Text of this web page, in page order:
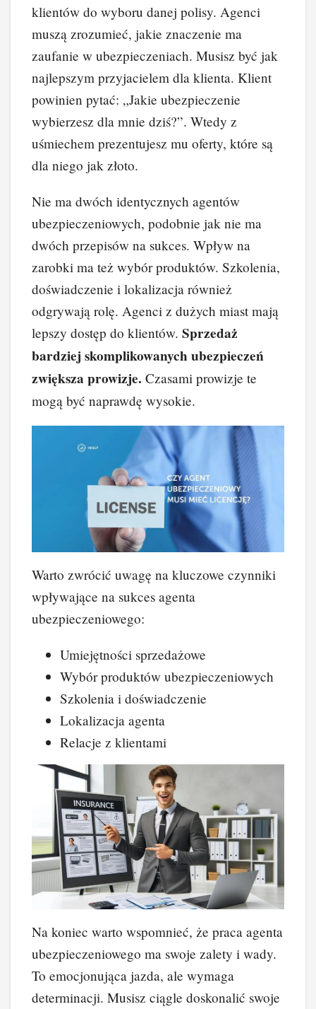
klientów do wyboru danej polisy. Agenci
muszą zrozumieć, jakie znaczenie ma
zaufanie w ubezpieczeniach. Musisz być jak
najlepszym przyjacielem dla klienta. Klient
powinien pytać: „Jakie ubezpieczenie
wybierzesz dla mnie dziś?”. Wtedy z
uśmiechem prezentujesz mu oferty, które są
dla niego jak złoto.
Nie ma dwóch identycznych agentów
ubezpieczeniowych, podobnie jak nie ma
dwóch przepisów na sukces. Wpływ na
zarobki ma też wybór produktów. Szkolenia,
doświadczenie i lokalizacja również
odgrywają rolę. Agenci z dużych miast mają
lepszy dostęp do klientów. Sprzedaż
bardziej skomplikowanych ubezpieczeń
zwiększa prowizje. Czasami prowizje te
mogą być naprawdę wysokie.
Warto zwrócić uwagę na kluczowe czynniki
wpływające na sukces agenta
ubezpieczeniowego:
Umiejętności sprzedażowe
Wybór produktów ubezpieczeniowych
Szkolenia i doświadczenie
Lokalizacja agenta
Relacje z klientami
Na koniec warto wspomnieć, że praca agenta
ubezpieczeniowego ma swoje zalety i wady.
To emocjonująca jazda, ale wymaga
determinacji. Musisz ciągle doskonalić swoje